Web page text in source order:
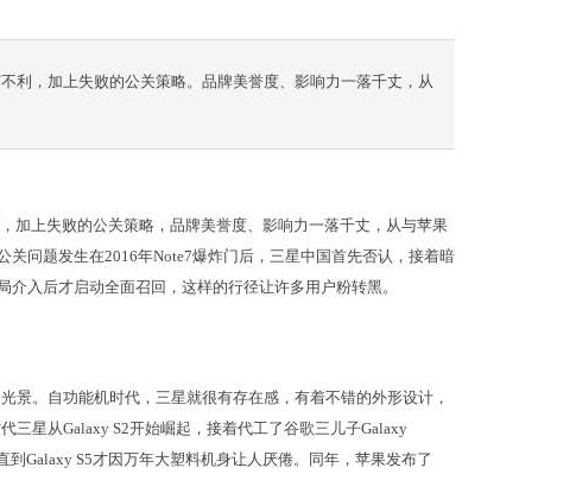
利，加上失败的公关策略。品牌美誉度、影响力一落千丈，从
加上失败的公关策略，品牌美誉度、影响力一落千丈，从与苹果
问题发生在2016年Note7爆炸门后，三星中国首先否认，接着暗
入后才启动全面召回，这样的行径让许多用户粉转黑。
景。自功能机时代，三星就很有存在感，有着不错的外形设计，
三星从Galaxy S2开始崛起，接着代工了谷歌三儿子Galaxy
Galaxy S5才因万年大塑料机身让人厌倦。同年，苹果发布了